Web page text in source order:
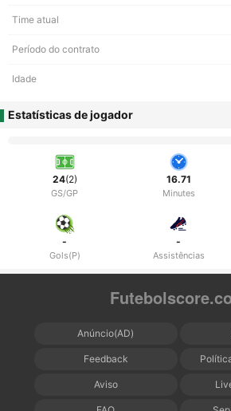
Time atual
Período do contrato
Idade
Estatísticas de jogador
24(2)
GS/GP
16.71
Minutes
-
Gols(P)
-
Assistências
Anúncio(AD)
Feedback
Aviso